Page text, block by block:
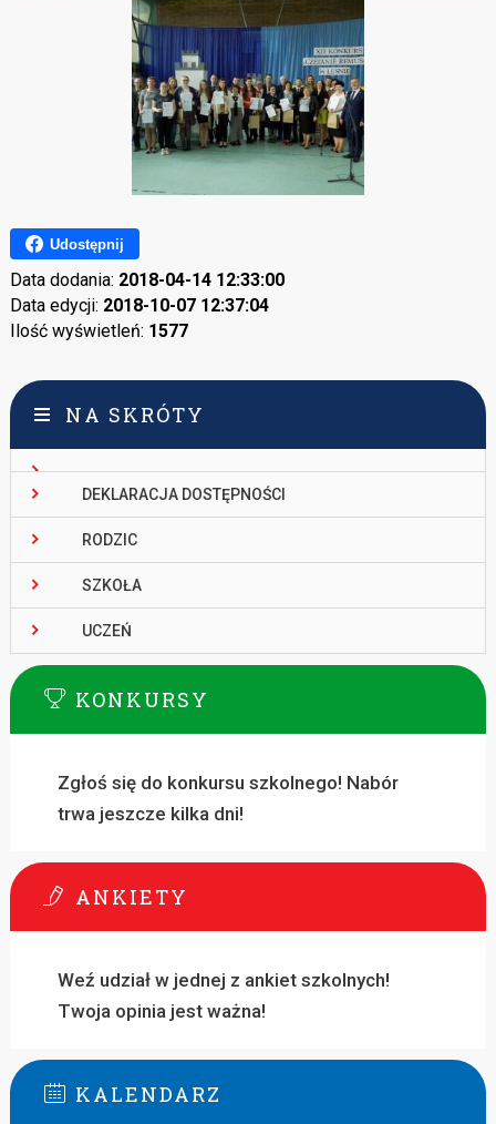
Udostępnij
Data dodania: 2018-04-14 12:33:00
Data edycji: 2018-10-07 12:37:04
Ilość wyświetleń: 1577
NA SKRÓTY
DEKLARACJA DOSTĘPNOŚCI
RODZIC
SZKOŁA
UCZEŃ
KONKURSY
Zgłoś się do konkursu szkolnego! Nabór
trwa jeszcze kilka dni!
ANKIETY
Weź udział w jednej z ankiet szkolnych!
Twoja opinia jest ważna!
KALENDARZ